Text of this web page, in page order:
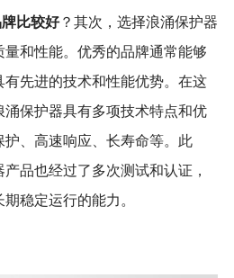
比较好？其次，选择浪涌保护器
和性能。优秀的品牌通常能够
先进的技术和性能优势。在这
保护器具有多项技术特点和优
、高速响应、长寿命等。此
品也经过了多次测试和认证，
稳定运行的能力。